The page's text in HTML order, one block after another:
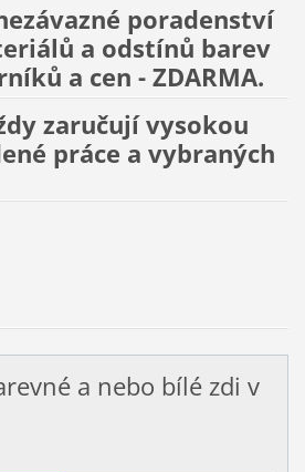
poradenství
a odstínů barev
a cen - ZDARMA.
zaručují vysokou
práce a vybraných
a nebo bílé zdi v